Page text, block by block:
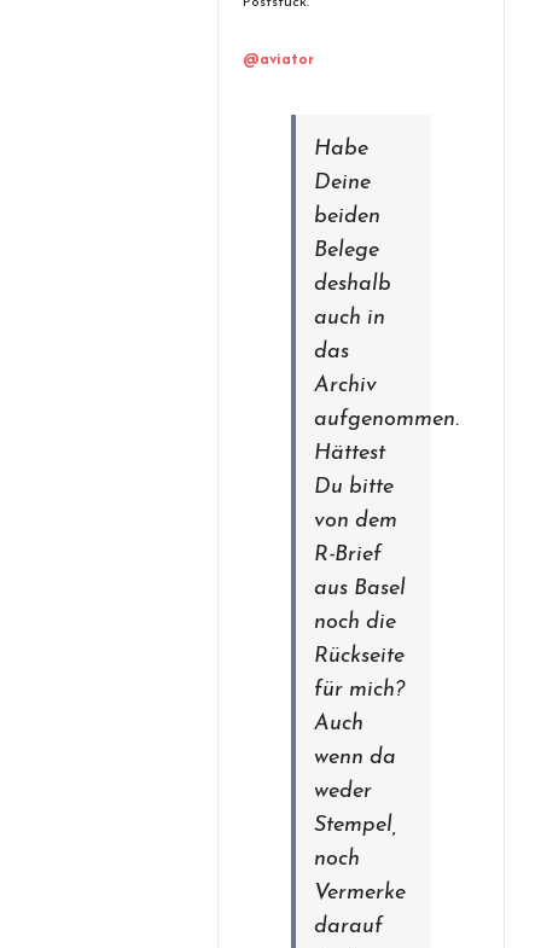
@aviator
Habe
Deine
beiden
Belege
deshalb
auch in
das
Archiv
aufgenommen.
Hättest
Du bitte
von dem
R-Brief
aus Basel
noch die
Rückseite
für mich?
Auch
wenn da
weder
Stempel,
noch
Vermerke
darauf